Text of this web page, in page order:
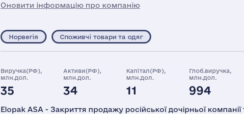
Оновити інформацію про компанію
Норвегія Споживчі товари та одяг
Виручка(РФ),
млн.дол.
35
Активи(РФ),
млн.дол.
34
Капітал(РФ),
млн.дол.
11
Глоб.виручка,
млн.дол.
994
Elopak ASA - Закриття продажу російської дочірньої